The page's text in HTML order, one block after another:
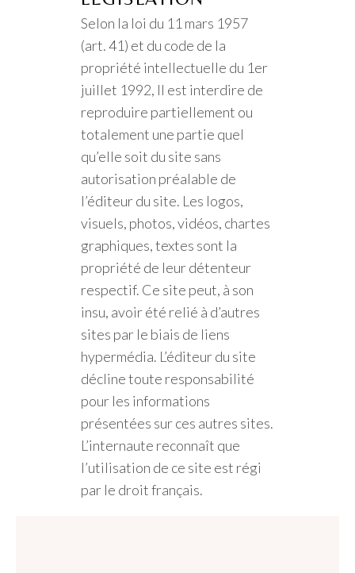
Selon la loi du 11 mars 1957
(art. 41) et du code de la
propriété intellectuelle du 1er
juillet 1992, Il est interdire de
reproduire partiellement ou
totalement une partie quel
qu’elle soit du site sans
autorisation préalable de
l’éditeur du site. Les logos,
visuels, photos, vidéos, chartes
graphiques, textes sont la
propriété de leur détenteur
respectif. Ce site peut, à son
insu, avoir été relié à d’autres
sites par le biais de liens
hypermédia. L’éditeur du site
décline toute responsabilité
pour les informations
présentées sur ces autres sites.
L’internaute reconnaît que
l’utilisation de ce site est régi
par le droit français.